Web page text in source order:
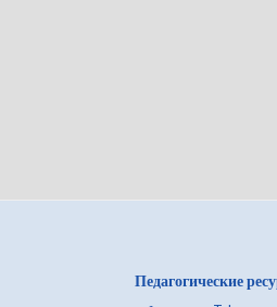
Педагогические